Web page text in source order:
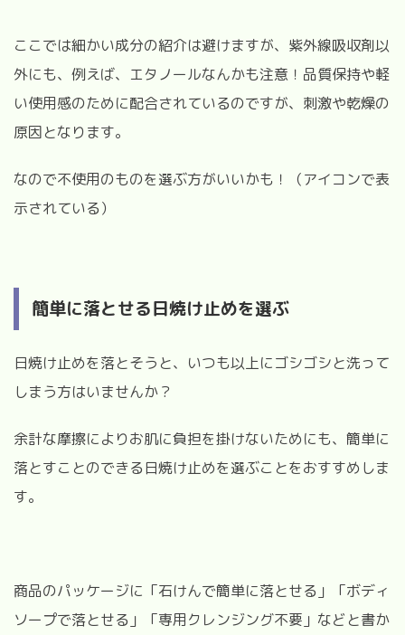
ここでは細かい成分の紹介は避けますが、紫外線吸収剤以
外にも、例えば、エタノールなんかも注意！品質保持や軽
い使用感のために配合されているのですが、刺激や乾燥の
原因となります。
なので不使用のものを選ぶ方がいいかも！（アイコンで表
示されている）
簡単に落とせる日焼け止めを選ぶ
日焼け止めを落とそうと、いつも以上にゴシゴシと洗って
しまう方はいませんか？
余計な摩擦によりお肌に負担を掛けないためにも、簡単に
落とすことのできる日焼け止めを選ぶことをおすすめしま
す。
商品のパッケージに「石けんで簡単に落とせる」「ボディ
ソープで落とせる」「専用クレンジング不要」などと書か